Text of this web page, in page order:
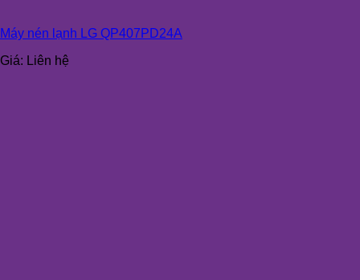
Máy nén lạnh LG QP407PD24A
Giá: Liên hệ